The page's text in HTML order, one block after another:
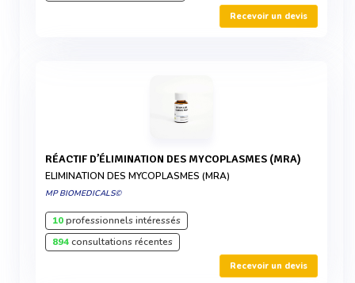
Recevoir un devis
RÉACTIF D’ÉLIMINATION DES MYCOPLASMES (MRA)
ELIMINATION DES MYCOPLASMES (MRA)
MP BIOMEDICALS©
10professionnels intéressés
894consultations récentes
Recevoir un devis